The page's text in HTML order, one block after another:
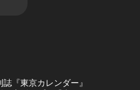
誌『東京カレンダー』